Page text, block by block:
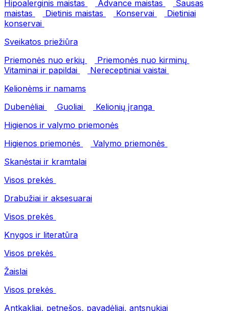
Hipoalerginis maistas
Advance maistas
Sausas
maistas
Dietinis maistas Konservai
Dietiniai
konservai
Sveikatos priežiūra
Priemonės nuo erkių
Priemonės nuo kirminų
Vitaminai ir papildai
Nereceptiniai vaistai
Kelionėms ir namams
Dubenėliai
Guoliai
Kelionių įranga
Higienos ir valymo priemonės
Higienos priemonės
Valymo priemonės
Skanėstai ir kramtalai
Visos prekės
Drabužiai ir aksesuarai
Visos prekės
Knygos ir literatūra
Visos prekės
Žaislai
Visos prekės
Antkakliai, petnešos, pavadėliai, antsnukiai